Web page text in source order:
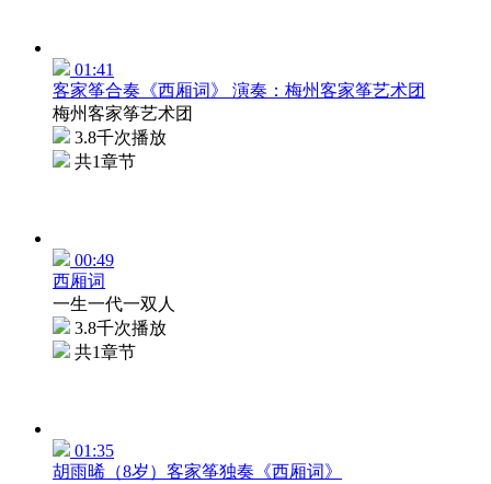
01:41
客家筝合奏《西厢词》 演奏：梅州客家筝艺术团
梅州客家筝艺术团
3.8千次播放
共1章节
00:49
西厢词
一生一代一双人
3.8千次播放
共1章节
01:35
胡雨晞（8岁）客家筝独奏《西厢词》